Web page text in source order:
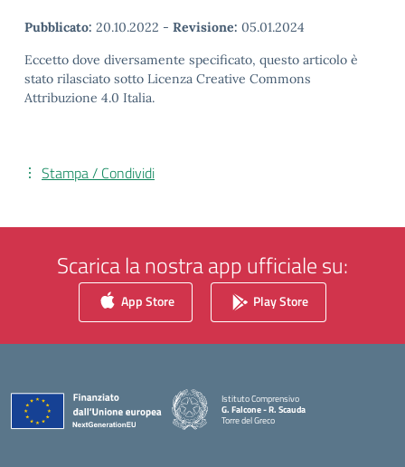
Pubblicato: 20.10.2022 - Revisione: 05.01.2024
Eccetto dove diversamente specificato, questo articolo è
stato rilasciato sotto Licenza Creative Commons
Attribuzione 4.0 Italia.
Stampa / Condividi
Scarica la nostra app ufficiale su:
App Store Play Store
Istituto Comprensivo
G. Falcone - R. Scauda
Torre del Greco